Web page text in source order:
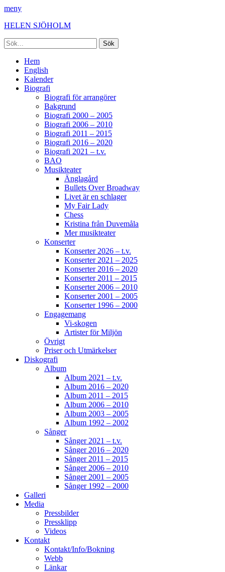
meny
HELEN SJÖHOLM
Sök
efter:
[label]
Primär
meny
Hoppa
innehåll
Hem
English
Kalender
Biografi
Biografi för arrangörer
Bakgrund
Biografi 2000 – 2005
Biografi 2006 – 2010
Biografi 2011 – 2015
Biografi 2016 – 2020
Biografi 2021 – t.v.
BAO
Musikteater
Änglagård
Bullets Over Broadway
Livet är en schlager
My Fair Lady
Chess
Kristina från Duvemåla
Mer musikteater
Konserter
Konserter 2026 – t.v.
Konserter 2021 – 2025
Konserter 2016 – 2020
Konserter 2011 – 2015
Konserter 2006 – 2010
Konserter 2001 – 2005
Konserter 1996 – 2000
Engagemang
Vi-skogen
Artister för Miljön
Övrigt
Priser och Utmärkelser
Diskografi
Album
Album 2021 – t.v.
Album 2016 – 2020
Album 2011 – 2015
Album 2006 – 2010
Album 2003 – 2005
Album 1992 – 2002
Sånger
Sånger 2021 – t.v.
Sånger 2016 – 2020
Sånger 2011 – 2015
Sånger 2006 – 2010
Sånger 2001 – 2005
Sånger 1992 – 2000
Galleri
Media
Pressbilder
Pressklipp
Videos
Kontakt
Kontakt/Info/Bokning
Webb
Länkar